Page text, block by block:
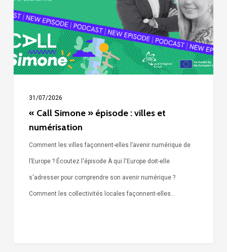
villes
et
numérisation
31/07/2026
« Call Simone » épisode : villes et
numérisation
Comment les villes façonnent-elles l’avenir numérique de
l’Europe ? Écoutez l'épisode À qui l'Europe doit-elle
s'adresser pour comprendre son avenir numérique ?
Comment les collectivités locales façonnent-elles…